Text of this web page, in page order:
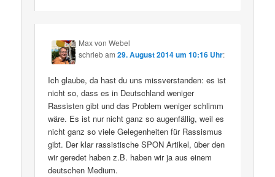
Max von Webel
schriebam29. August 2014 um 10:16 Uhr:
Ich glaube, da hast du uns missverstanden: es ist
nicht so, dass es in Deutschland weniger
Rassisten gibt und das Problem weniger schlimm
wäre. Es ist nur nicht ganz so augenfällig, weil es
nicht ganz so viele Gelegenheiten für Rassismus
gibt. Der klar rassistische SPON Artikel, über den
wir geredet haben z.B. haben wir ja aus einem
deutschen Medium.